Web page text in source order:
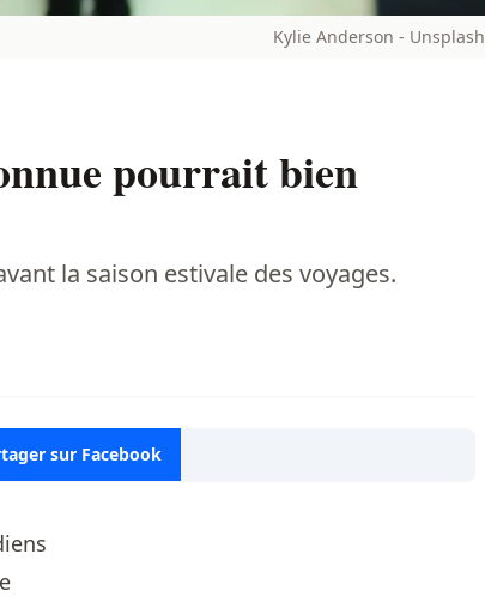
Kylie Anderson - Unsplash
pourrait bien
la saison estivale des voyages.
sur Facebook